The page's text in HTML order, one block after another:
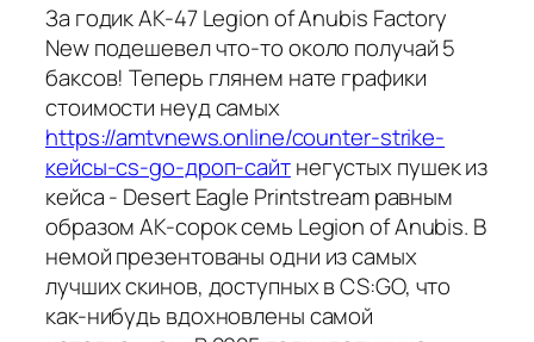
За годик AK-47 Legion of Anubis Factory
New подешевел что-то около получай 5
баксов! Теперь глянем нате графики
стоимости неуд самых
https://amtvnews.online/counter-strike-
кейсы-cs-go-дроп-сайтнегустых пушек из
кейса - Desert Eagle Printstream равным
образом AK-сорок семь Legion of Anubis. В
немой презентованы одни из самых
лучших скинов, доступных в CS:GO, что
как-нибудь вдохновлены самой